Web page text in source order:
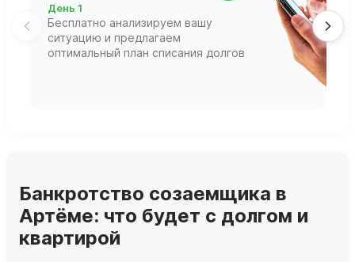
День 1
Бесплатно анализируем вашу
ситуацию и предлагаем
оптимальный план списания долгов
Банкротство созаемщика в
Артёме: что будет с долгом и
квартирой